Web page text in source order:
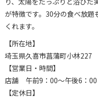
が特徴です。30分の食べ放題
くれます。
【所在地】
埼玉県久喜市菖蒲町小林227
【営業日・時間】
店舗 午前9：00～午後6：00
【定休日】